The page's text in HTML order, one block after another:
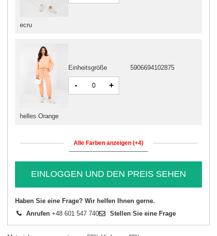
ecru
helles Orange
Einheitsgröße 5906694102875
- +
Alle Farben anzeigen (+4)
EINLOGGEN UND DEN PREIS SEHEN
Haben Sie eine Frage? Wir helfen Ihnen gerne.
Anrufen +48 601 547 740 Stellen Sie eine Frage